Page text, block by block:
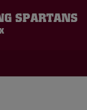
SPARTANS